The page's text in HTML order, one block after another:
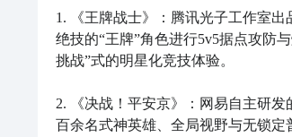
1. 《王牌战士》：腾讯光子工作室
绝技的“王牌”角色进行5v5据点攻防
挑战”式的明星化竞技体验。
2. 《决战！平安京》：网易自主研
百余名式神英雄、全局视野与无锁